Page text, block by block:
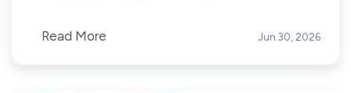
Read More Jun 30, 2026